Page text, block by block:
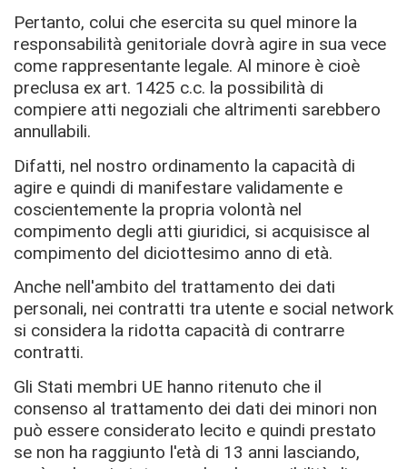
Pertanto, colui che esercita su quel minore la
responsabilità genitoriale dovrà agire in sua vece
come rappresentante legale. Al minore è cioè
preclusa ex art. 1425 c.c. la possibilità di
compiere atti negoziali che altrimenti sarebbero
annullabili.
Difatti, nel nostro ordinamento la capacità di
agire e quindi di manifestare validamente e
coscientemente la propria volontà nel
compimento degli atti giuridici, si acquisisce al
compimento del diciottesimo anno di età.
Anche nell'ambito del trattamento dei dati
personali, nei contratti tra utente e social network
si considera la ridotta capacità di contrarre
contratti.
Gli Stati membri UE hanno ritenuto che il
consenso al trattamento dei dati dei minori non
può essere considerato lecito e quindi prestato
se non ha raggiunto l'età di 13 anni lasciando,